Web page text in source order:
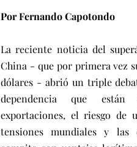
Por Fernando Capotondo
La reciente noticia del
China - que por primera vez
dólares - abrió un triple
dependencia que están
exportaciones, el riesgo de
tensiones mundiales y las